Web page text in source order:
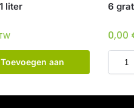
liter
Toevoegen aan
6
0,00